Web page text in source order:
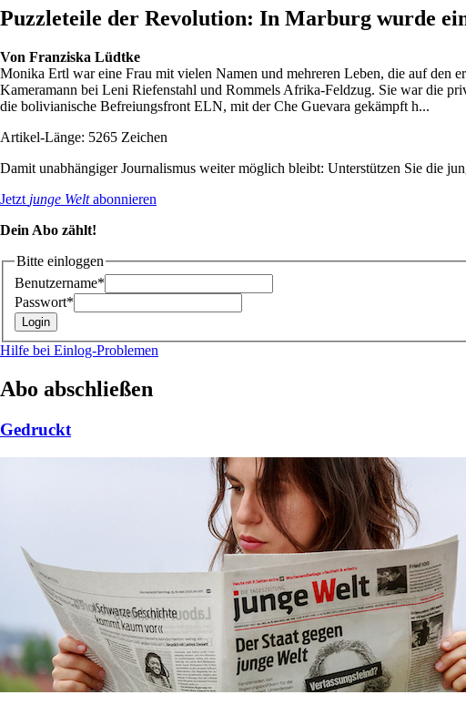
Puzzleteile der Revolution: In Marburg wurde
Von Franziska Lüdtke
Monika Ertl war eine Frau mit vielen Namen und mehreren Leben, die auf den
Kameramann bei Leni Riefenstahl und Rommels Afrika-Feldzug. Sie war die
die bolivianische Befreiungsfront ELN, mit der Che Guevara gekämpft h...
Artikel-Länge: 5265 Zeichen
Damit unabhängiger Journalismus weiter möglich bleibt: Unterstützen Sie die
Jetzt junge Weltabonnieren
Dein Abo zählt!
Bitte einloggen
Benutzername*
Passwort*
Hilfe bei Einlog-Problemen
Abo abschließen
Gedruckt